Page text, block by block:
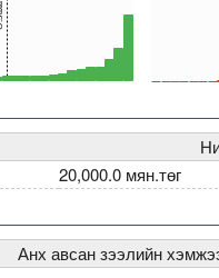
0
20,000.0 мян.төг
Анх авсан зээлийн